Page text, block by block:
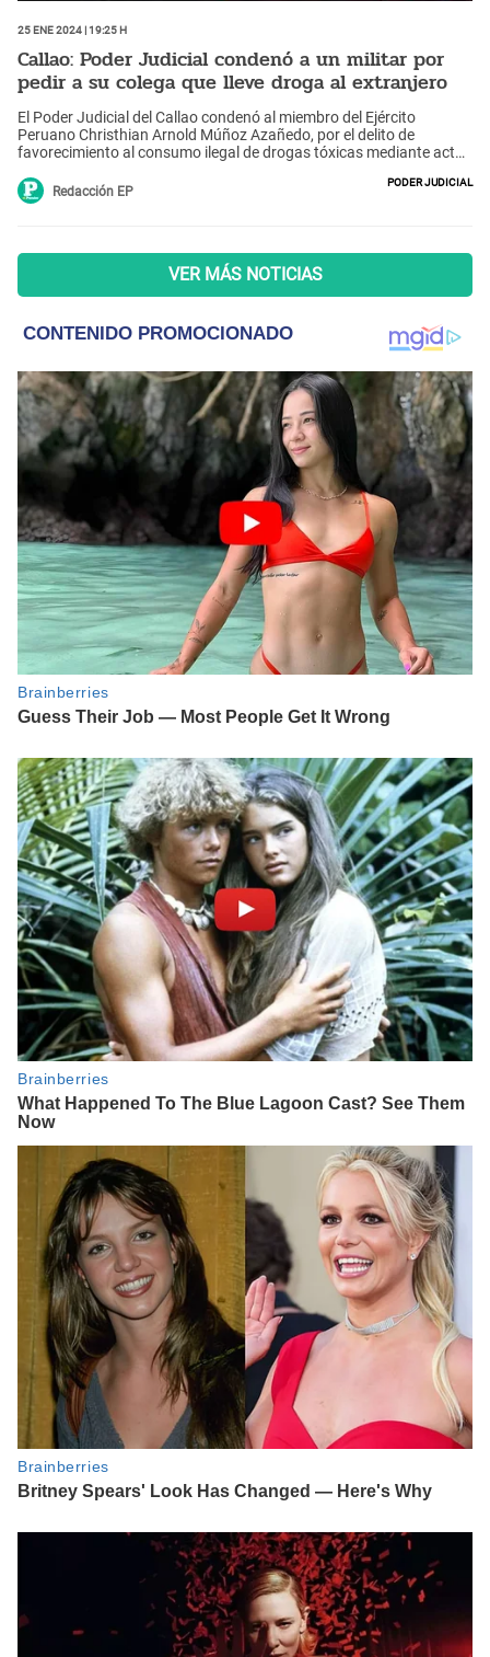
25 Ene 2024 | 19:25 h
Callao: Poder Judicial condenó a un militar por
pedir a su colega que lleve droga al extranjero
El Poder Judicial del Callao condenó al miembro del Ejército
Peruano Christhian Arnold Múñoz Azañedo, por el delito de
favorecimiento al consumo ilegal de drogas tóxicas mediante actos
Redacción EP
Poder Judicial
VER MÁS NOTICIAS